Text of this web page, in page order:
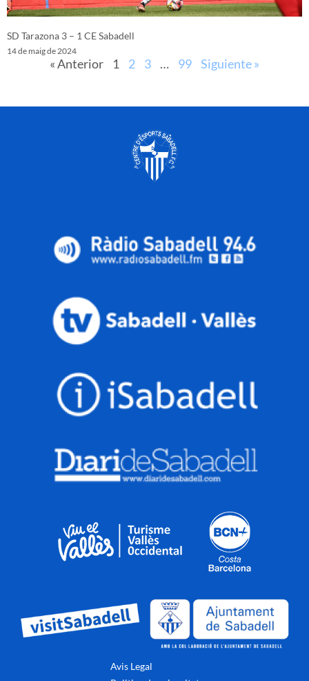
SD Tarazona 3 – 1 CE Sabadell
14 de maig de 2024
« Anterior 1 2 3 … 99 Siguiente »
Avis Legal